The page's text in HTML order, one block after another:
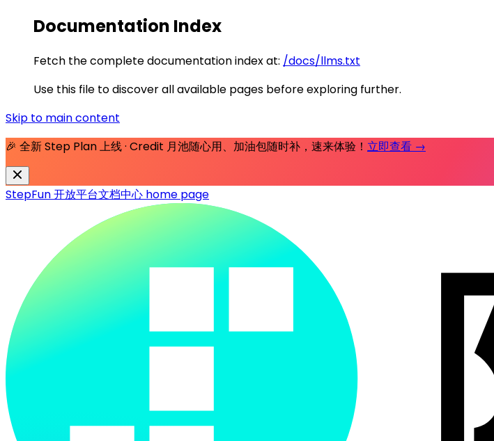
Documentation Index
Fetch the complete documentation index at: /docs/llms.txt
Use this file to discover all available pages before exploring further.
Skip to main content
🎉 全新 Step Plan 上线 · Credit 月池随心用、加油包随时补，速来体验！ 立即查看 →
StepFun 开放平台文档中心 home page